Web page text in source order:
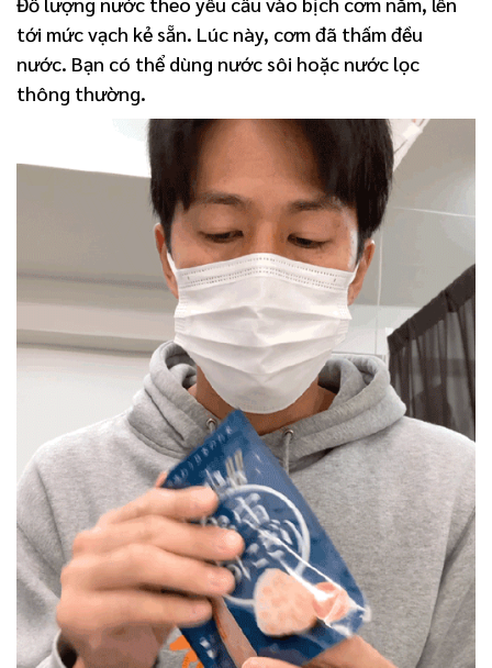
tới mức vạch kẻ sẵn. Lúc này, cơm đã thấm đều
nước. Bạn có thể dùng nước sôi hoặc nước lọc
thông thường.